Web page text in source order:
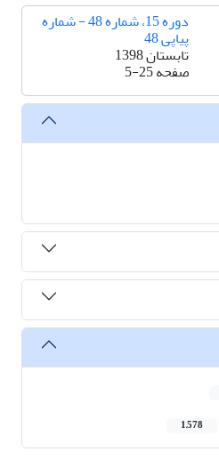
دوره 15، شماره 48 - شماره
پیاپی 48
تابستان 1398
صفحه5-25
1,578